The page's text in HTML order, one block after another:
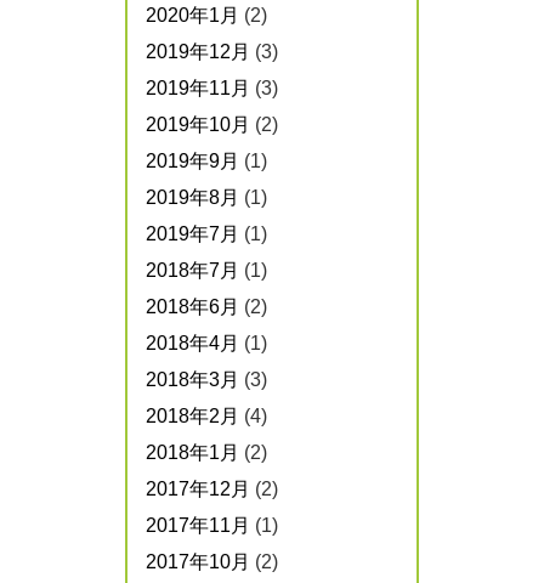
2020年1月 (2)
2019年12月 (3)
2019年11月 (3)
2019年10月 (2)
2019年9月 (1)
2019年8月 (1)
2019年7月 (1)
2018年7月 (1)
2018年6月 (2)
2018年4月 (1)
2018年3月 (3)
2018年2月 (4)
2018年1月 (2)
2017年12月 (2)
2017年11月 (1)
2017年10月 (2)